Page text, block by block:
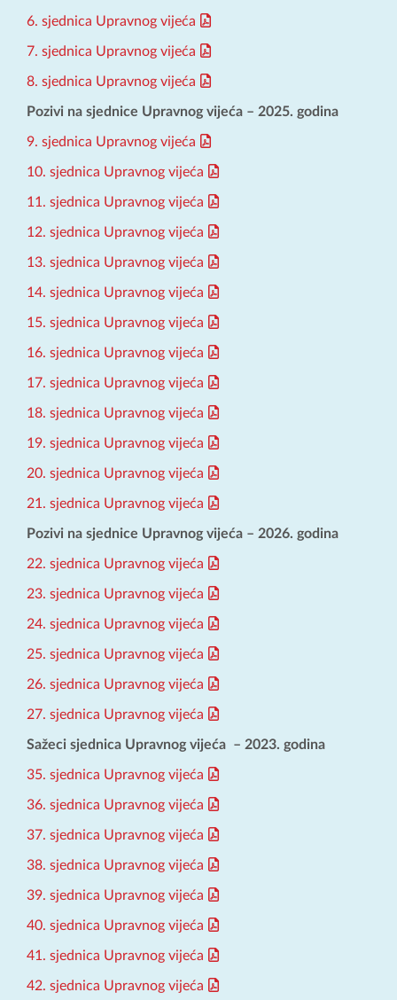
6. sjednica Upravnog vijeća
7. sjednica Upravnog vijeća
8. sjednica Upravnog vijeća
Pozivi na sjednice Upravnog vijeća – 2025. godina
9. sjednica Upravnog vijeća
10. sjednica Upravnog vijeća
11. sjednica Upravnog vijeća
12. sjednica Upravnog vijeća
13. sjednica Upravnog vijeća
14. sjednica Upravnog vijeća
15. sjednica Upravnog vijeća
16. sjednica Upravnog vijeća
17. sjednica Upravnog vijeća
18. sjednica Upravnog vijeća
19. sjednica Upravnog vijeća
20. sjednica Upravnog vijeća
21. sjednica Upravnog vijeća
Pozivi na sjednice Upravnog vijeća – 2026. godina
22. sjednica Upravnog vijeća
23. sjednica Upravnog vijeća
24. sjednica Upravnog vijeća
25. sjednica Upravnog vijeća
26. sjednica Upravnog vijeća
27. sjednica Upravnog vijeća
Sažeci sjednica Upravnog vijeća – 2023. godina
35. sjednica Upravnog vijeća
36. sjednica Upravnog vijeća
37. sjednica Upravnog vijeća
38. sjednica Upravnog vijeća
39. sjednica Upravnog vijeća
40. sjednica Upravnog vijeća
41. sjednica Upravnog vijeća
42. sjednica Upravnog vijeća